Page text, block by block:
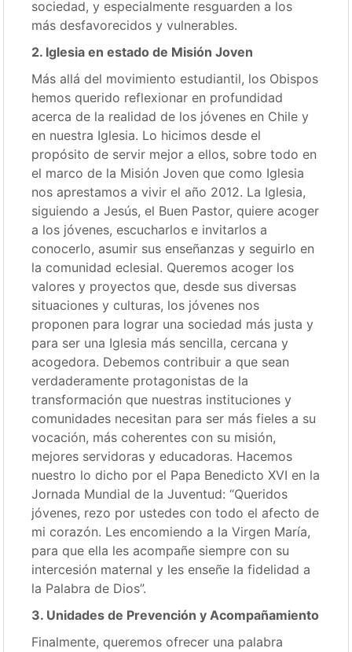
sociedad, y especialmente resguarden a los
más desfavorecidos y vulnerables.
2. Iglesia en estado de Misión Joven
Más allá del movimiento estudiantil, los Obispos
hemos querido reflexionar en profundidad
acerca de la realidad de los jóvenes en Chile y
en nuestra Iglesia. Lo hicimos desde el
propósito de servir mejor a ellos, sobre todo en
el marco de la Misión Joven que como Iglesia
nos aprestamos a vivir el año 2012. La Iglesia,
siguiendo a Jesús, el Buen Pastor, quiere acoger
a los jóvenes, escucharlos e invitarlos a
conocerlo, asumir sus enseñanzas y seguirlo en
la comunidad eclesial. Queremos acoger los
valores y proyectos que, desde sus diversas
situaciones y culturas, los jóvenes nos
proponen para lograr una sociedad más justa y
para ser una Iglesia más sencilla, cercana y
acogedora. Debemos contribuir a que sean
verdaderamente protagonistas de la
transformación que nuestras instituciones y
comunidades necesitan para ser más fieles a su
vocación, más coherentes con su misión,
mejores servidoras y educadoras. Hacemos
nuestro lo dicho por el Papa Benedicto XVI en la
Jornada Mundial de la Juventud: “Queridos
jóvenes, rezo por ustedes con todo el afecto de
mi corazón. Les encomiendo a la Virgen María,
para que ella les acompañe siempre con su
intercesión maternal y les enseñe la fidelidad a
la Palabra de Dios”.
3. Unidades de Prevención y Acompañamiento
Finalmente, queremos ofrecer una palabra